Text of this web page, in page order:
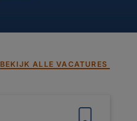
BEKIJK ALLE VACATURES